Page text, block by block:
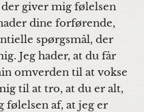
giver mig følelsen
dine forførende,
spørgsmål, der
Jeg hader, at du får
omverden til at vokse
til at tro, at du er alt,
følelsen af, at jeg er